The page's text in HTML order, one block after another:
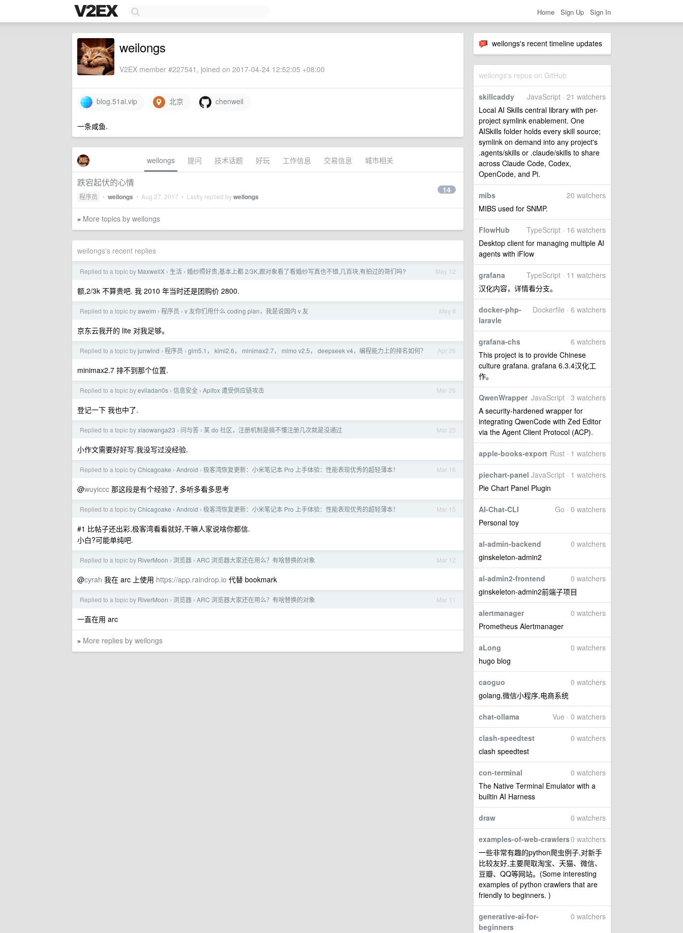
Home Sign Up Sign In
weilongs's recent timeline updates
weilongs's repos on GitHub
JavaScript · 21 watchers
skillcaddy
Local AI Skills central library with per-
project symlink enablement. One
AISkills folder holds every skill source;
symlink on demand into any project's
.agents/skills or .claude/skills to share
across Claude Code, Codex,
OpenCode, and Pi.
20 watchers
mibs
MIBS used for SNMP.
TypeScript · 16 watchers
FlowHub
Desktop client for managing multiple AI
agents with iFlow
TypeScript · 11 watchers
grafana
汉化内容，详情看分支。
Dockerfile · 6 watchers
docker-php-
laravle
6 watchers
grafana-chs
This project is to provide Chinese
culture grafana. grafana 6.3.4汉化工
作。
JavaScript · 3 watchers
QwenWrapper
A security-hardened wrapper for
integrating QwenCode with Zed Editor
via the Agent Client Protocol (ACP).
Rust · 1 watchers
apple-books-export
JavaScript · 1 watchers
piechart-panel
Pie Chart Panel Plugin
Go · 0 watchers
AI-Chat-CLI
Personal toy
0 watchers
al-admin-backend
ginskeleton-admin2
0 watchers
al-admin2-frontend
ginskeleton-admin2前端子项目
0 watchers
alertmanager
Prometheus Alertmanager
0 watchers
aLong
hugo blog
0 watchers
caoguo
golang,微信小程序,电商系统
Vue · 0 watchers
chat-ollama
0 watchers
clash-speedtest
clash speedtest
0 watchers
con-terminal
The Native Terminal Emulator with a
builtin AI Harness
0 watchers
draw
0 watchers
examples-of-web-crawlers
一些非常有趣的python爬虫例子,对新手
比较友好,主要爬取淘宝、天猫、微信、
豆瓣、QQ等网站。(Some interesting
examples of python crawlers that are
friendly to beginners. )
0 watchers
generative-ai-for-
beginners
weilongs
V2EX member #227541, joined on 2017-04-24 12:52:05 +08:00
blog.51ai.vip 北京 chenweil
一条咸鱼.
weilongs 提问 技术话题 好玩 工作信息 交易信息 城市相关
跌宕起伏的心情
程序员 • weilongs • Aug 27, 2017 • Lastly replied byweilongs
14
» More topics by weilongs
weilongs's recent replies
May 12
Replied to a topic by MaxwellX › 生活 › 婚纱照好贵,基本上都 2/3K,跟对象看了看婚纱写真也不错,几百块,有拍过的哥们吗?
额,2/3k 不算贵吧. 我 2010 年当时还是团购价 2800.
May 8
Replied to a topic byaweim › 程序员 › v 友你们用什么 coding plan，我是说国内 v 友
京东云我开的 lite 对我足够。
Apr 26
Replied to a topic byjunwind › 程序员 › glm5.1， kimi2.6， minimax2.7， mimo v2.5， deepseek v4，编程能力上的排名如何？
minimax2.7 排不到那个位置.
Mar 26
Replied to a topic byeviladan0s › 信息安全 › Apifox 遭受供应链攻击
登记一下 我也中了.
Mar 25
Replied to a topic byxiaowanga23 › 问与答 › 某 do 社区，注册机制是搞不懂注册几次就是没通过
小作文需要好好写.我没写过没经验.
Mar 16
Replied to a topic byChicagoake › Android › 极客湾恢复更新：小米笔记本 Pro 上手体验：性能表现优秀的超轻薄本！
@wuyiccc 那这段是有个经验了, 多听多看多思考
Mar 15
Replied to a topic byChicagoake › Android › 极客湾恢复更新：小米笔记本 Pro 上手体验：性能表现优秀的超轻薄本！
#1 比帖子还出彩,极客湾看看就好,干嘛人家说啥你都信.
小白?可能单纯吧.
Mar 12
Replied to a topic by RiverMoon › 浏览器 › ARC 浏览器大家还在用么？有啥替换的对象
@cyrah 我在 arc 上使用 https://app.raindrop.io 代替 bookmark
Mar 11
Replied to a topic by RiverMoon › 浏览器 › ARC 浏览器大家还在用么？有啥替换的对象
一直在用 arc
» More replies by weilongs